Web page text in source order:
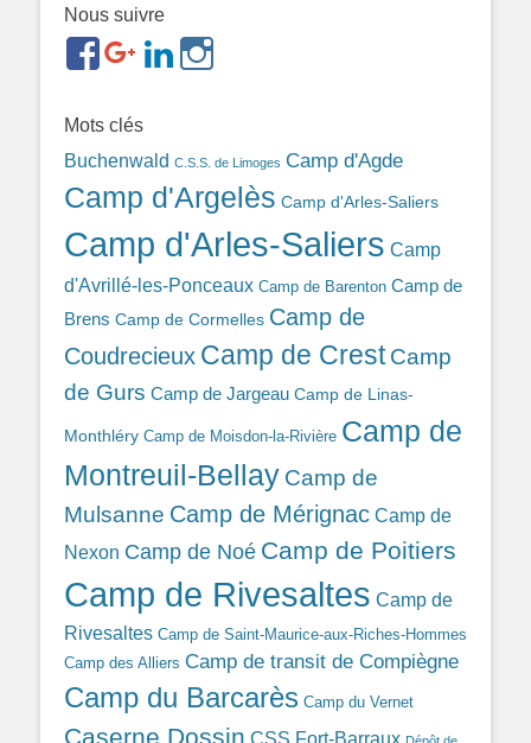
Nous suivre
https://www.facebook.com/groups/
ref=br_rs
https://plus.google.com/b/
https://www.linkedin.com/in/gigi-
bonin-
Mots clés
Buchenwald C.S.S. de Limoges Camp d'Agde
Camp d'Argelès Camp d'Arles-Saliers
Camp d'Arles-Saliers Camp
d'Avrillé-les-Ponceaux Camp de Barenton Camp de
Brens Camp de Cormelles Camp de
Coudrecieux Camp de Crest Camp
de Gurs Camp de Jargeau Camp de Linas-
Monthléry Camp de Moisdon-la-Rivière Camp de
Montreuil-Bellay Camp de
Mulsanne Camp de Mérignac Camp de
Nexon Camp de Noé Camp de Poitiers
Camp de Rivesaltes Camp de
Rivesaltes Camp de Saint-Maurice-aux-Riches-Hommes
Camp des Alliers Camp de transit de Compiègne
Camp du Barcarès Camp du Vernet
Caserne Dossin CSS Fort-Barraux